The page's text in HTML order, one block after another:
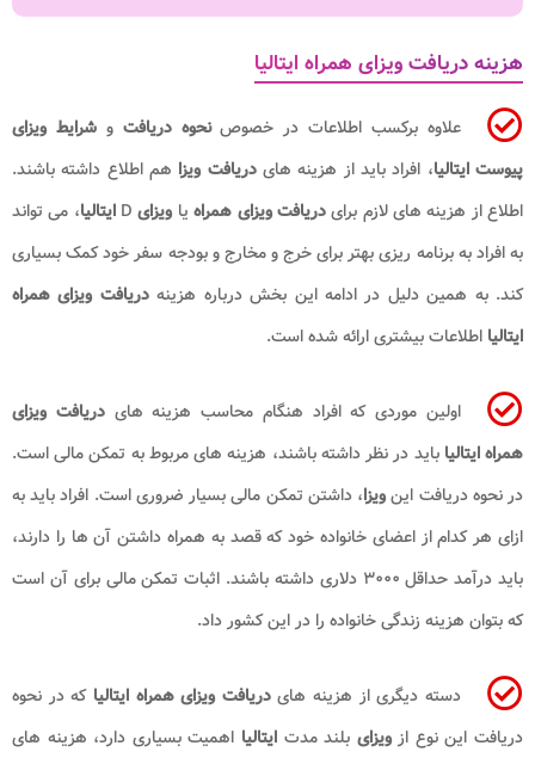
هزینه دریافت ویزای همراه ایتالیا
علاوه برکسب اطلاعات در خصوصنحوه دریافت وشرایط ویزای
پیوست ایتالیا، افراد باید از هزینه هایدریافت ویزا هم اطلاع داشته باشند.
اطلاع از هزینه های لازم برایدریافت ویزای همراهیا ویزایD ایتالیا، می تواند
به افراد به برنامه ریزی بهتر برای خرج و مخارج و بودجه سفر خود کمک بسیاری
کند. به همین دلیل در ادامه این بخش درباره هزینهدریافت ویزای همراه
ایتالیا اطلاعات بیشتری ارائه شده است.
اولین موردی که افراد هنگام محاسب هزینه هایدریافت ویزای
همراه ایتالیا باید در نظر داشته باشند، هزینه های مربوط به تمکن مالی است.
در نحوه دریافت اینویزا، داشتن تمکن مالی بسیار ضروری است. افراد باید به
ازای هر کدام از اعضای خانواده خود که قصد به همراه داشتن آن ها را دارند،
باید درآمد حداقل ۳۰۰۰ دلاری داشته باشند. اثبات تمکن مالی برای آن است
که بتوان هزینه زندگی خانواده را در این کشور داد.
دسته دیگری از هزینه هایدریافت ویزای همراه ایتالیا که در نحوه
دریافت این نوع ازویزای بلند مدتایتالیا اهمیت بسیاری دارد، هزینه های